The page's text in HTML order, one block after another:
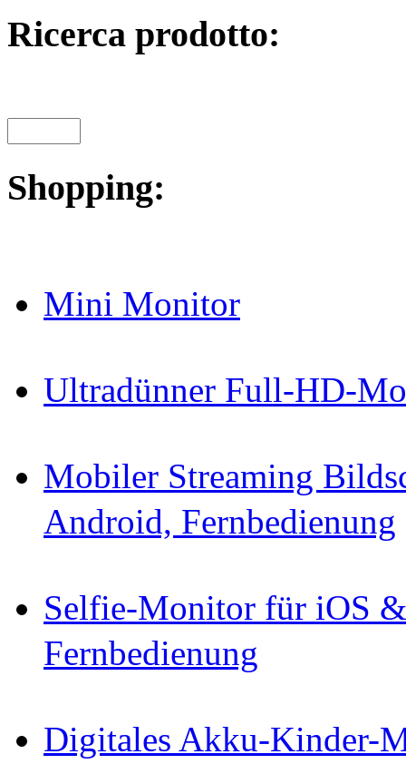
Ricerca prodotto:
Shopping:
Mini Monitor
Ultradünner Full-HD-
Mobiler Streaming
Android, Fernbedienung
Selfie-Monitor für iOS
Fernbedienung
Digitales Akku-Kinder-